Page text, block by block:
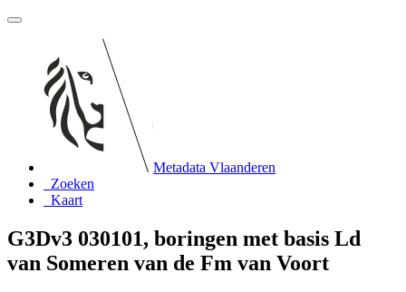
Metadata Vlaanderen
Zoeken
Kaart
G3Dv3 030101, boringen met basis Ld
van Someren van de Fm van Voort